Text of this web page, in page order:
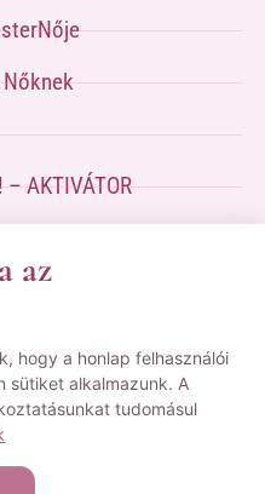
AKTIVÁTOR
tölsd ki az űrlapot
oldalon
Nikoletta Tudástára.
az
hogy a honlap felhasználói
sütiket alkalmazunk. A
tudomásul